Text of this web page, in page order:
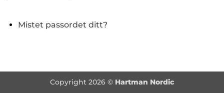
Mistet passordet ditt?
Copyright 2026 © Hartman Nordic